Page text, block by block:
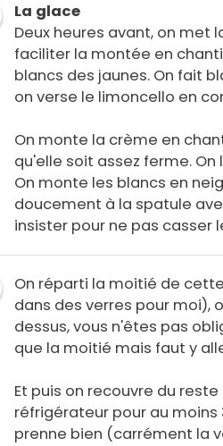
La glace
Deux heures avant, on met
faciliter la montée en
blancs des jaunes. On fait
on verse le limoncello en
On monte la crème en
qu'elle soit assez ferme.
On monte les blancs en
doucement à la spatule
insister pour ne pas casser
On réparti la moitié de
dans des verres pour moi),
dessus, vous n'êtes pas
que la moitié mais faut y
Et puis on recouvre du
réfrigérateur pour au moins
prenne bien (carrément la